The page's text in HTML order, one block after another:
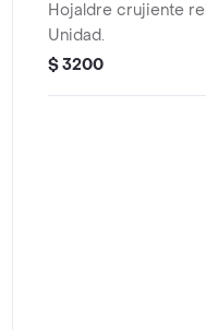
Hojaldre crujiente
Unidad.
$ 3200